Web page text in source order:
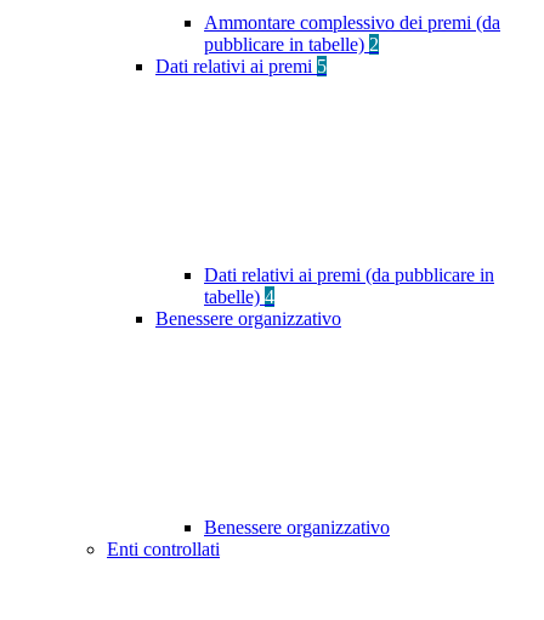
Ammontare complessivo dei premi (da
pubblicare in tabelle) 2
Dati relativi ai premi 5
Dati relativi ai premi (da pubblicare in
tabelle) 4
Benessere organizzativo
Benessere organizzativo
Enti controllati